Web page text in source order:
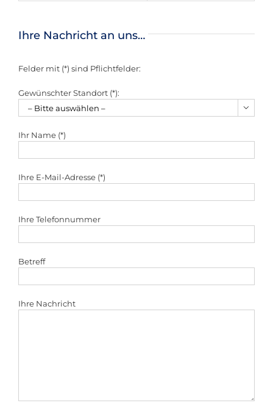
Ihre Nachricht an uns…
Felder mit (*) sind Pflichtfelder:
Gewünschter Standort (*):

Ihr Name (*)
Ihre E-Mail-Adresse (*)
Ihre Telefonnummer
Betreff
Ihre Nachricht